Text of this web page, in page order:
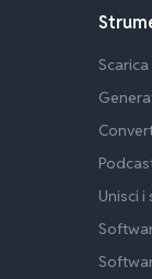
Unisci